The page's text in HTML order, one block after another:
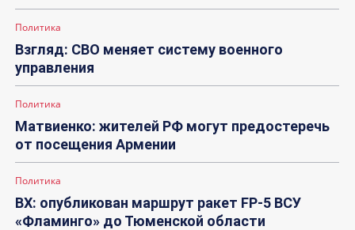
Политика
Взгляд: СВО меняет систему военного
управления
Политика
Матвиенко: жителей РФ могут предостеречь
от посещения Армении
Политика
ВХ: опубликован маршрут ракет FP-5 ВСУ
«Фламинго» до Тюменской области